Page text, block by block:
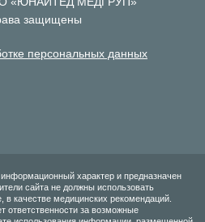
защищены
персональных данных
характер и предназначен
сайта не должны использовать
качестве медицинских рекомендаций.
за возможные